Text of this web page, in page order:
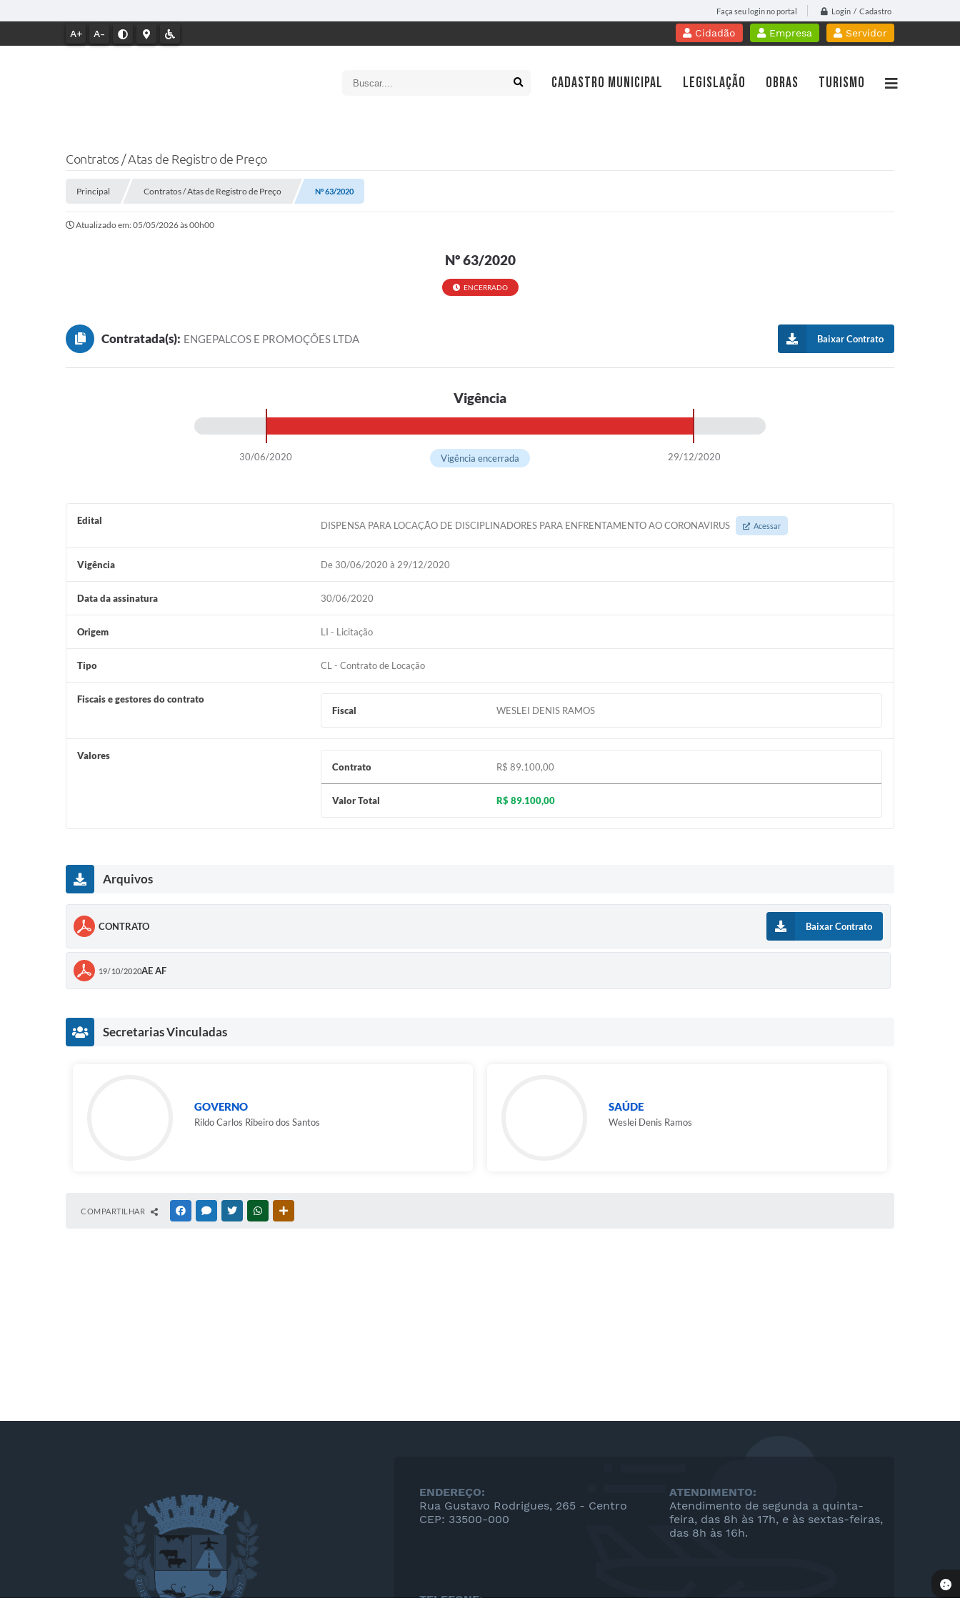
Faça seu login no portal Login / Cadastro
A+ A- Servidor
Empresa
Emergencial - COVID 19
IPTU
Parcelamento de Dívida
Cidadão
IPTU
PROTOCOLO
CADASTRO MUNICIPAL LEGISLAÇÃO OBRAS TURISMO
Contratos / Atas de Registro de Preço
Principal Contratos / Atas de Registro de Preço Nº 63/2020
Atualizado em: 05/05/2026 às 00h00
Nº 63/2020
ENCERRADO
Contratada(s): ENGEPALCOS E PROMOÇÕES LTDA Baixar Contrato
Vigência
30/06/2020 29/12/2020
Vigência encerrada
Edital DISPENSA PARA LOCAÇÃO DE DISCIPLINADORES PARA ENFRENTAMENTO AO CORONAVIRUS Acessar
Vigência De 30/06/2020 à 29/12/2020
Data da assinatura 30/06/2020
Origem LI - Licitação
Tipo CL - Contrato de Locação
Fiscais e gestores do contrato
Fiscal
WESLEI DENIS RAMOS
Valores
Contrato
R$ 89.100,00
Valor Total R$ 89.100,00
Arquivos
CONTRATO Baixar Contrato
19/10/2020AE AF
Secretarias Vinculadas
GOVERNO
Rildo Carlos Ribeiro dos Santos
SAÚDE
Weslei Denis Ramos
COMPARTILHAR FACEBOOKMESSENGER
TWITTERWHATSAPP
ENDEREÇO:
Rua Gustavo Rodrigues, 265 - Centro
CEP: 33500-000
ATENDIMENTO:
Atendimento de segunda a quinta-
feira, das 8h às 17h, e às sextas-feiras,
das 8h às 16h.